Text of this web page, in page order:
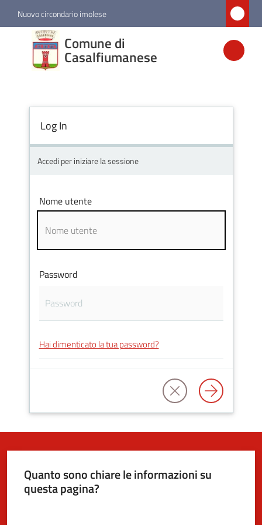
Vai al contenuto
Vai alla navigazione
Vai al footer
Nuovo circondario imolese
Comune di
Casalfiumanese
Comune di
Casalfiumanese
Amministrazione
Novità
Vivere
Casalfiumanese
5x1000
argomenti
Log In
Accedi per iniziare la sessione
Nome utente
Password
Hai dimenticato la tua password?
Quanto sono chiare le informazioni su
questa pagina?